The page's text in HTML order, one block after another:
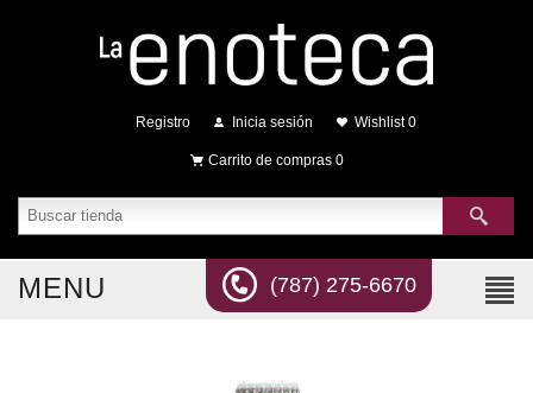
Registro Inicia sesión Wishlist 0
Carrito de compras 0
(787) 275-6670
MENU